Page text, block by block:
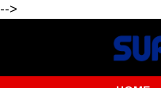
-->